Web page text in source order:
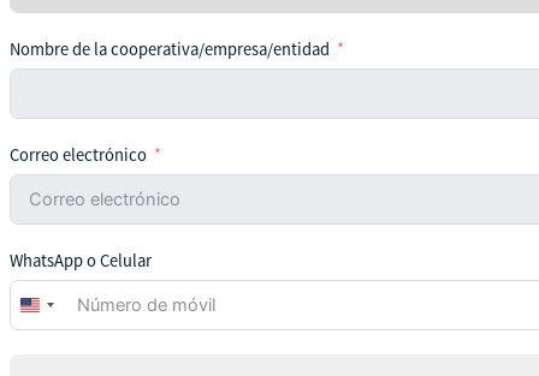
Nombre de la cooperativa/empresa/entidad
Correo electrónico
WhatsApp o Celular
United
States